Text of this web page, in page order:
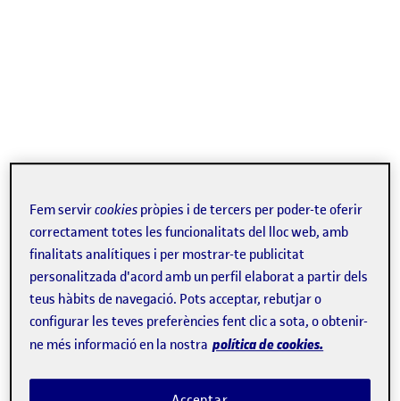
Normativa UOC
Fem servircookies pròpies i de tercers per poder-te oferir
correctament totes les funcionalitats del lloc web, amb
finalitats analítiques i per mostrar-te publicitat
personalitzada d'acord amb un perfil elaborat a partir dels
teus hàbits de navegació. Pots acceptar, rebutjar o
configurar les teves preferències fent clic a sota, o obtenir-
ne més informació en la nostra política de cookies.